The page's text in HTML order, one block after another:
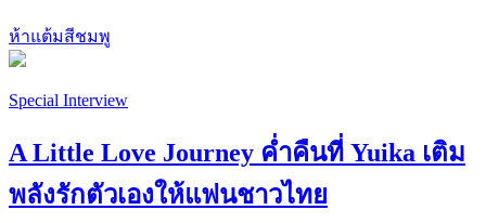
ห้าแต้มสีชมพู
Special Interview
A Little Love Journey ค่ำคืนที่ Yuika เติม
พลังรักตัวเองให้แฟนชาวไทย